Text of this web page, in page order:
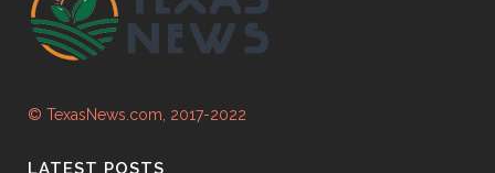
© TexasNews.com, 2017-2022
LATEST POSTS